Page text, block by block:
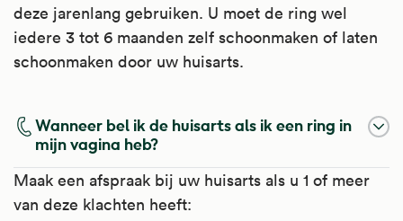
deze jarenlang gebruiken. U moet de ring wel
iedere 3 tot 6 maanden zelf schoonmaken of laten
schoonmaken door uw huisarts.
Wanneer bel ik de huisarts als ik een ring in
mijn vagina heb?
Maak een afspraak bij uw huisarts als u 1 of meer
van deze klachten heeft: